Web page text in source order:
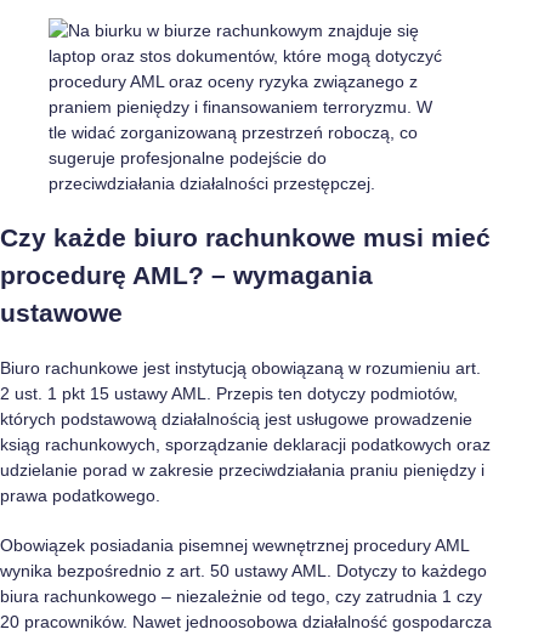
Czy każde biuro rachunkowe musi mieć
procedurę AML? – wymagania
ustawowe
Biuro rachunkowe jest instytucją obowiązaną w rozumieniu art.
2 ust. 1 pkt 15 ustawy AML. Przepis ten dotyczy podmiotów,
których podstawową działalnością jest usługowe prowadzenie
ksiąg rachunkowych, sporządzanie deklaracji podatkowych oraz
udzielanie porad w zakresie przeciwdziałania praniu pieniędzy i
prawa podatkowego.
Obowiązek posiadania pisemnej wewnętrznej procedury AML
wynika bezpośrednio z art. 50 ustawy AML. Dotyczy to każdego
biura rachunkowego – niezależnie od tego, czy zatrudnia 1 czy
20 pracowników. Nawet jednoosobowa działalność gospodarcza